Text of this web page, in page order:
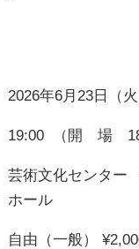
2026年6月23日（火
19:00 （開 場
芸術文化センター
ホール
自由（一般）